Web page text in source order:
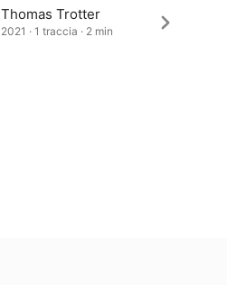
Thomas Trotter
2021 · 1 traccia · 2 min